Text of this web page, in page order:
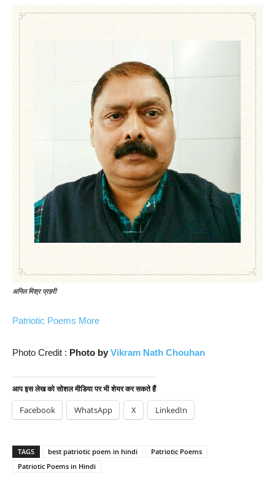
अनिल मिश्र प्रहरी
Patriotic Poems More
Photo Credit : Photo by Vikram Nath Chouhan
आप इस लेख को सोशल मीडिया पर भी शेयर कर सकते हैं
Facebook WhatsApp X LinkedIn
TAGS best patriotic poem in hindi
Patriotic Poems
Patriotic Poems in Hindi